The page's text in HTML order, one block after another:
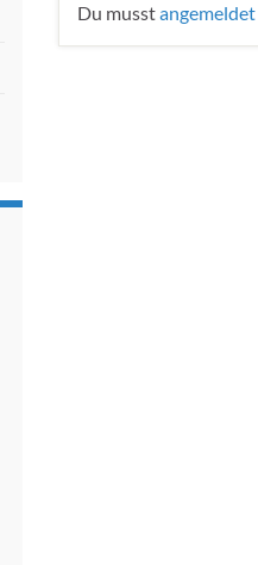
Du musstangemeldet